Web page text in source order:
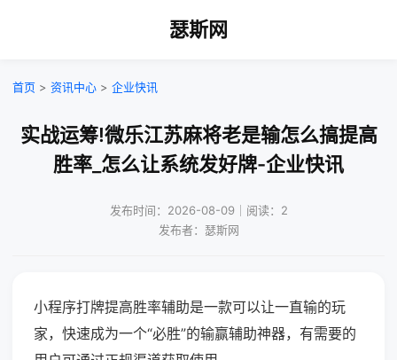
瑟斯网
首页 > 资讯中心 > 企业快讯
实战运筹!微乐江苏麻将老是输怎么搞提高
胜率_怎么让系统发好牌-企业快讯
发布时间：2026-08-09｜阅读：2
发布者：瑟斯网
小程序打牌提高胜率辅助是一款可以让一直输的玩
家，快速成为一个“必胜”的输赢辅助神器，有需要的